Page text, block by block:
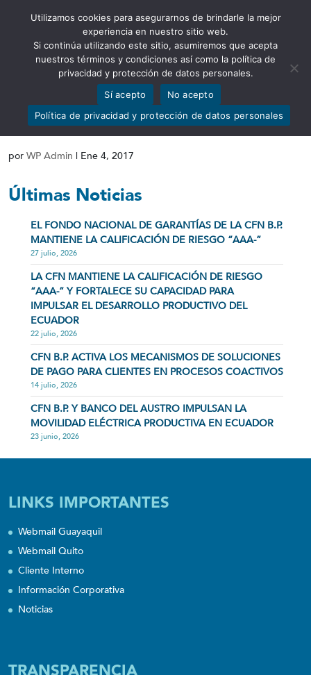
Abrir barra de herramientas
Certificado Calificación de Riesgos
Class International Rating III-16
por WP Admin | Ene 4, 2017
Últimas Noticias
EL FONDO NACIONAL DE GARANTÍAS DE LA CFN B.P.
MANTIENE LA CALIFICACIÓN DE RIESGO “AAA-”
27 julio, 2026
LA CFN MANTIENE LA CALIFICACIÓN DE RIESGO
“AAA-” Y FORTALECE SU CAPACIDAD PARA
IMPULSAR EL DESARROLLO PRODUCTIVO DEL
ECUADOR
22 julio, 2026
CFN B.P. ACTIVA LOS MECANISMOS DE SOLUCIONES
DE PAGO PARA CLIENTES EN PROCESOS COACTIVOS
14 julio, 2026
CFN B.P. Y BANCO DEL AUSTRO IMPULSAN LA
MOVILIDAD ELÉCTRICA PRODUCTIVA EN ECUADOR
23 junio, 2026
LINKS IMPORTANTES
Webmail Guayaquil
Webmail Quito
Cliente Interno
Información Corporativa
Noticias
TRANSPARENCIA
Utilizamos cookies para asegurarnos de brindarle la mejor
experiencia en nuestro sitio web.
Si continúa utilizando este sitio, asumiremos que acepta
nuestros términos y condiciones así como la política de
privacidad y protección de datos personales.
Sí acepto
No acepto
Política de privacidad y protección de datos personales